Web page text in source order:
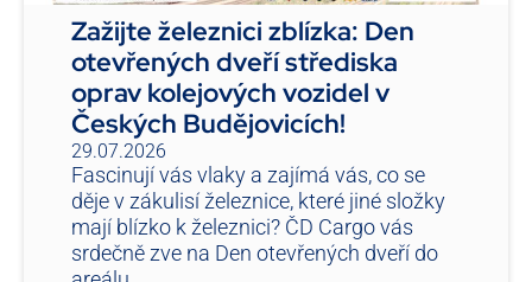
Zažijte železnici zblízka: Den
otevřených dveří střediska
oprav kolejových vozidel v
Českých Budějovicích!
29.07.2026
Fascinují vás vlaky a zajímá vás, co se
děje v zákulisí železnice, které jiné složky
mají blízko k železnici? ČD Cargo vás
srdečně zve na Den otevřených dveří do